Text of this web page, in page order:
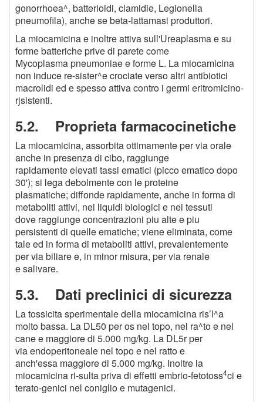
gonorrhoea^, batterioidi, clamidie, Legionella
pneumofila), anche se beta-lattamasi produttori.
La miocamicina e inoltre attiva sull'Ureaplasma e su
forme batteriche prive di parete come
Mycoplasma pneumoniae e forme L. La miocamicina
non induce re-sister^e crociate verso altri antibiotici
macrolidi ed e spesso attiva contro i germi eritromicino-
rjsistenti.
5.2. Proprieta farmacocinetiche
La miocamicina, assorbita ottimamente per via orale
anche in presenza di cibo, raggiunge
rapidamente elevati tassi ematici (picco ematico dopo
30'); si lega debolmente con le proteine
plasmatiche; diffonde rapidamente, anche in forma di
metaboliti attivi, nei liquidi biologici e nei tessuti
dove raggiunge concentrazioni piu alte e piu
persistenti di quelle ematiche; viene eliminata, come
tale ed in forma di metaboliti attivi, prevalentemente
per via biliare e, in minor misura, per via renale
e salivare.
5.3. Dati preclinici di sicurezza
La tossicita sperimentale della miocamicina ris’l^a
molto bassa. La DL50 per os nel topo, nel ra^to e nel
cane e maggiore di 5.000 mg/kg. La DL5r per
via endoperitoneale nel topo e nel ratto e
anch'essa maggiore di 5.000 mg/kg. Inoltre la
miocamicina ri-sulta priva di effetti embrio-fetotoss4ci e
terato-genici nel coniglio e mutagenici.